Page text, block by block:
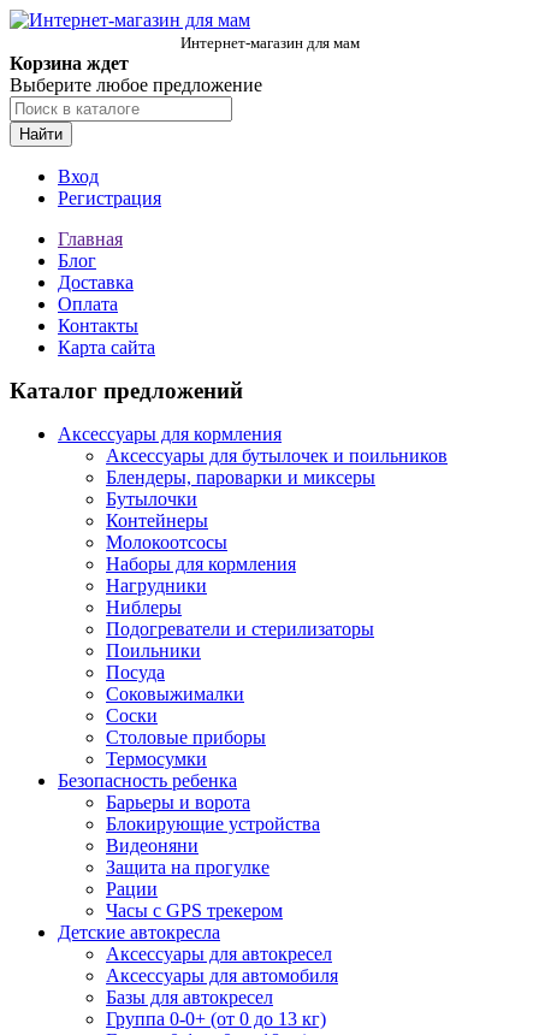
Интернет-магазин для мам
Корзина ждет
Выберите любое предложение
Найти
Вход
Регистрация
Главная
Блог
Доставка
Оплата
Контакты
Карта сайта
Каталог предложений
Аксессуары для кормления
Аксессуары для бутылочек и поильников
Блендеры, пароварки и миксеры
Бутылочки
Контейнеры
Молокоотсосы
Наборы для кормления
Нагрудники
Ниблеры
Подогреватели и стерилизаторы
Поильники
Посуда
Соковыжималки
Соски
Столовые приборы
Термосумки
Безопасность ребенка
Барьеры и ворота
Блокирующие устройства
Видеоняни
Защита на прогулке
Рации
Часы с GPS трекером
Детские автокресла
Аксессуары для автокресел
Аксессуары для автомобиля
Базы для автокресел
Группа 0-0+ (от 0 до 13 кг)